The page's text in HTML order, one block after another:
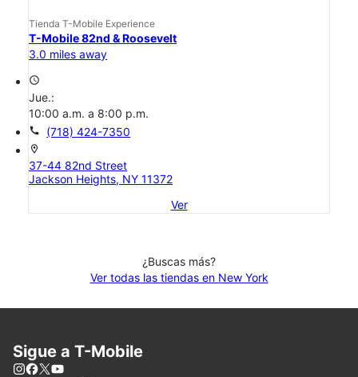
Tienda T-Mobile Experience
T-Mobile 82nd & Roosevelt
3.0 miles away
access_time
Jue.:
10:00 a.m. a 8:00 p.m.
call (718) 424-7350
location_on
37-44 82nd Street
Jackson Heights, NY 11372
Ver
¿Buscas más?
Ver todas las tiendas en New York